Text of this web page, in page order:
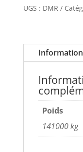
UGS : DMR
Poids
141000 kg